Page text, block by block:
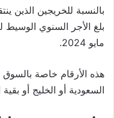
بالنسبة للخريجين الذين
بلغ الأجر السنوي الوسيط
مايو 2024.
هذه الأرقام خاصة بالسوق
السعودية أو الخليج أو بقية